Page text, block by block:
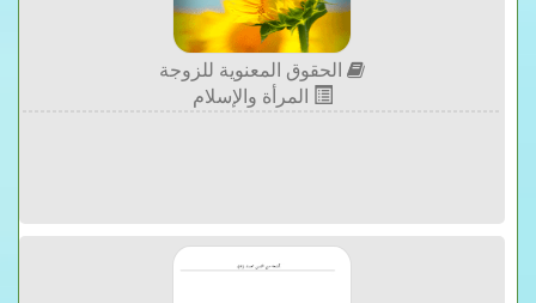
الحقوق المعنوية للزوجة
المرأة والإسلام